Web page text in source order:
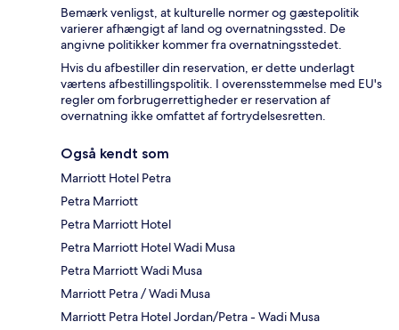
Bemærk venligst, at kulturelle normer og gæstepolitik
varierer afhængigt af land og overnatningssted. De
angivne politikker kommer fra overnatningsstedet.
Hvis du afbestiller din reservation, er dette underlagt
værtens afbestillingspolitik. I overensstemmelse med EU's
regler om forbrugerrettigheder er reservation af
overnatning ikke omfattet af fortrydelsesretten.
Også kendt som
Marriott Hotel Petra
Petra Marriott
Petra Marriott Hotel
Petra Marriott Hotel Wadi Musa
Petra Marriott Wadi Musa
Marriott Petra / Wadi Musa
Marriott Petra Hotel Jordan/Petra - Wadi Musa